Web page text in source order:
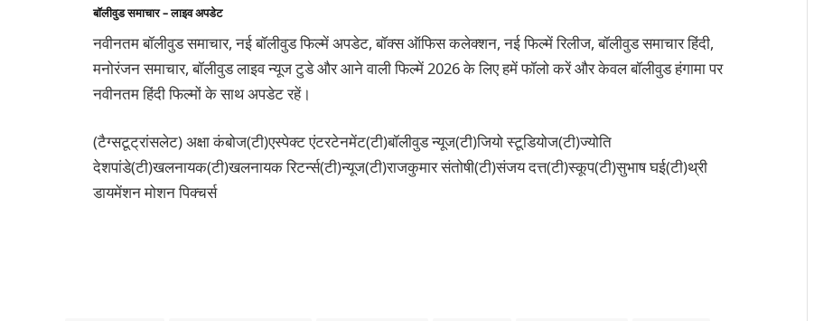
बॉलीवुड समाचार – लाइव अपडेट
नवीनतम बॉलीवुड समाचार, नई बॉलीवुड फिल्में अपडेट, बॉक्स ऑफिस कलेक्शन, नई फिल्में रिलीज, बॉलीवुड समाचार हिंदी,
मनोरंजन समाचार, बॉलीवुड लाइव न्यूज टुडे और आने वाली फिल्में 2026 के लिए हमें फॉलो करें और केवल बॉलीवुड हंगामा पर
नवीनतम हिंदी फिल्मों के साथ अपडेट रहें।
(टैग्सटूट्रांसलेट) अक्षा कंबोज(टी)एस्पेक्ट एंटरटेनमेंट(टी)बॉलीवुड न्यूज(टी)जियो स्टूडियोज(टी)ज्योति
देशपांडे(टी)खलनायक(टी)खलनायक रिटर्न्स(टी)न्यूज(टी)राजकुमार संतोषी(टी)संजय दत्त(टी)स्कूप(टी)सुभाष घई(टी)थ्री
डायमेंशन मोशन पिक्चर्स